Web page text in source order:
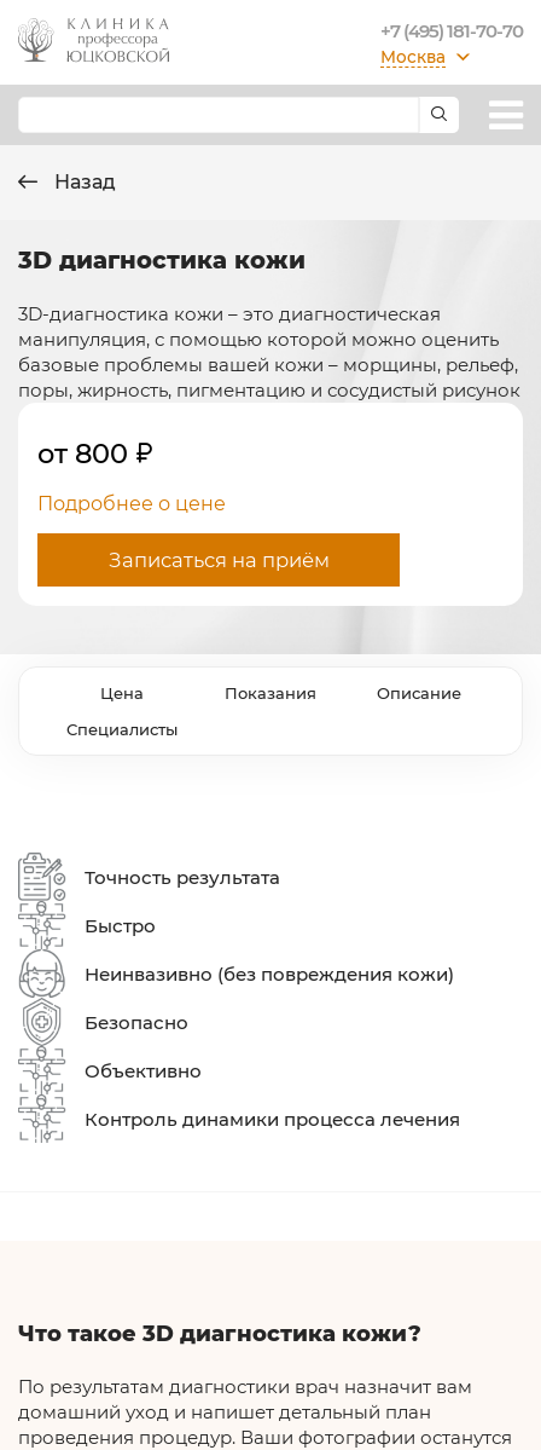
+7 (495) 181-70-70
Москва
Назад
3D диагностика кожи
3D-диагностика кожи – это диагностическая
манипуляция, с помощью которой можно оценить
базовые проблемы вашей кожи – морщины, рельеф,
поры, жирность, пигментацию и сосудистый рисунок
от 800
Подробнее о цене
Записаться на приём
Цена Показания
Описание
Специалисты
Точность результата
Быстро
Неинвазивно (без повреждения кожи)
Безопасно
Объективно
Контроль динамики процесса лечения
Что такое 3D диагностика кожи?
По результатам диагностики врач назначит вам
домашний уход и напишет детальный план
проведения процедур. Ваши фотографии останутся